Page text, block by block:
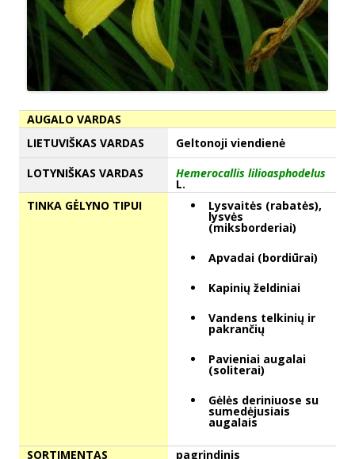
AUGALO VARDAS
LIETUVIŠKAS VARDAS
Geltonoji viendienė
LOTYNIŠKAS VARDAS
Hemerocallis lilioasphodelus
L.
TINKA GĖLYNO TIPUI
Lysvaitės (rabatės),
lysvės
(miksborderiai)
Apvadai (bordiūrai)
Kapinių želdiniai
Vandens telkinių ir
pakrančių
Pavieniai augalai
(soliterai)
Gėlės deriniuose su
sumedėjusiais
augalais
SORTIMENTAS
pagrindinis